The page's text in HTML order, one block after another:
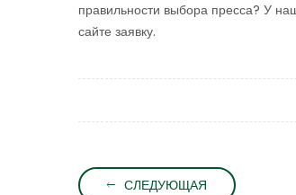
правильности выбора пресса? У
сайте заявку.
СЛЕДУЮЩАЯ